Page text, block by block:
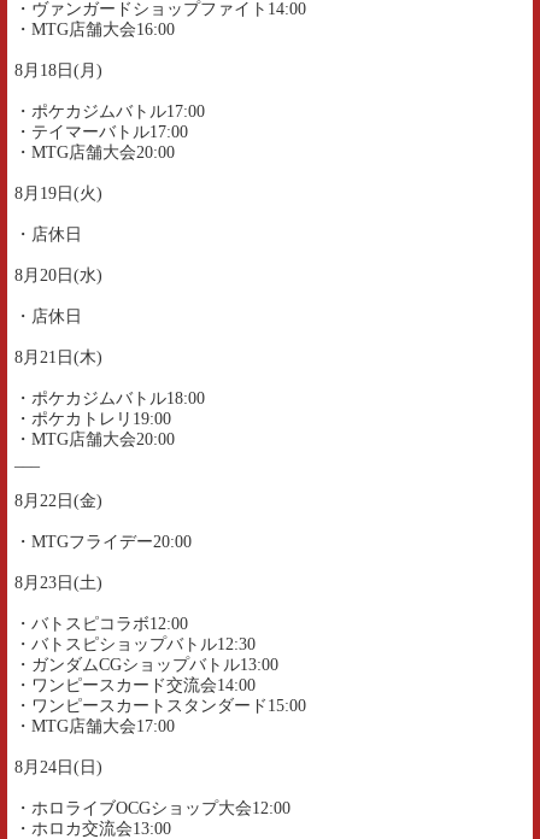
・ヴァンガードショップファイト14:00
・MTG店舗大会16:00
8月18日(月)
・ポケカジムバトル17:00
・テイマーバトル17:00
・MTG店舗大会20:00
8月19日(火)
・店休日
8月20日(水)
・店休日
8月21日(木)
・ポケカジムバトル18:00
・ポケカトレリ19:00
・MTG店舗大会20:00
8月22日(金)
・MTGフライデー20:00
8月23日(土)
・バトスピコラボ12:00
・バトスピショップバトル12:30
・ガンダムCGショップバトル13:00
・ワンピースカード交流会14:00
・ワンピースカートスタンダード15:00
・MTG店舗大会17:00
8月24日(日)
・ホロライブOCGショップ大会12:00
・ホロカ交流会13:00